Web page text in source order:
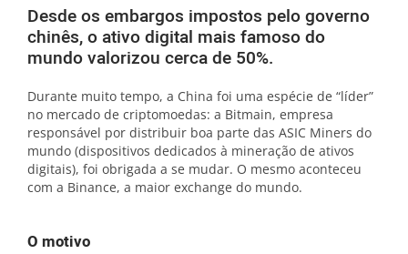
vietnamese
Desde os embargos impostos pelo governo
chinês, o ativo digital mais famoso do
mundo valorizou cerca de 50%.
Durante muito tempo, a China foi uma espécie de “líder”
no mercado de criptomoedas: a Bitmain, empresa
responsável por distribuir boa parte das ASIC Miners do
mundo (dispositivos dedicados à mineração de ativos
digitais), foi obrigada a se mudar. O mesmo aconteceu
com a Binance, a maior exchange do mundo.
O motivo